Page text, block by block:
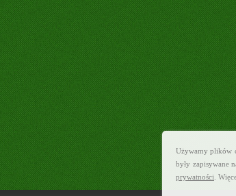
Używamy plików
były zapisywane
prywatności .